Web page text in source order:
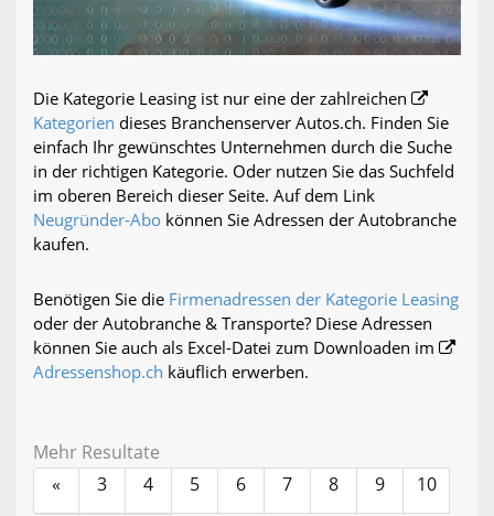
Die Kategorie Leasing ist nur eine der zahlreichen
Kategorien dieses Branchenserver Autos.ch. Finden Sie
einfach Ihr gewünschtes Unternehmen durch die Suche
in der richtigen Kategorie. Oder nutzen Sie das Suchfeld
im oberen Bereich dieser Seite. Auf dem Link
Neugründer-Abo können Sie Adressen der Autobranche
kaufen.
Benötigen Sie die Firmenadressen der Kategorie Leasing
oder der Autobranche & Transporte? Diese Adressen
können Sie auch als Excel-Datei zum Downloaden im
Adressenshop.ch käuflich erwerben.
Mehr Resultate
«
3 4 5 6 7 8 9
10